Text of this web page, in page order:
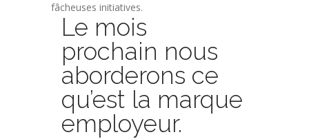
fâcheuses initiatives.
Le mois
prochain nous
aborderons ce
qu’est la marque
employeur.